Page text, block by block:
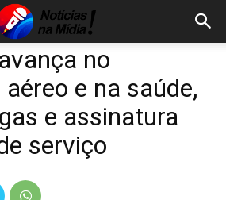
no
e na saúde,
e assinatura
serviço